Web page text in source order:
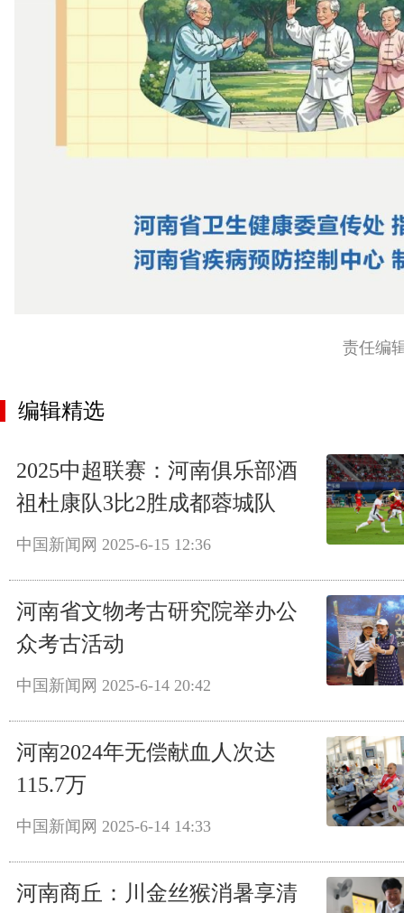
责任编
编辑精选
2025中超联赛：河南俱乐部酒
祖杜康队3比2胜成都蓉城队
中国新闻网 2025-6-15 12:36
河南省文物考古研究院举办公
众考古活动
中国新闻网 2025-6-14 20:42
河南2024年无偿献血人次达
115.7万
中国新闻网 2025-6-14 14:33
河南商丘：川金丝猴消暑享清